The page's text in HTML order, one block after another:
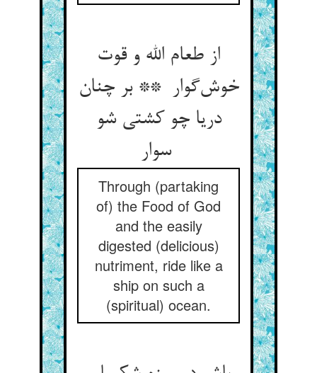
از طعام الله و قوت
خوش‌گوار ** بر چنان
دریا چو کشتی شو
سوار
Through (partaking
of) the Food of God
and the easily
digested (delicious)
nutriment, ride like a
ship on such a
(spiritual) ocean.